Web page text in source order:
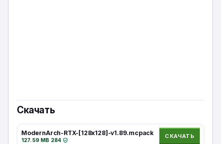
Скачать
ModernArch-RTX-[128x128]-v1.89.mcpack
127.59 MB·284·
СКАЧАТЬ